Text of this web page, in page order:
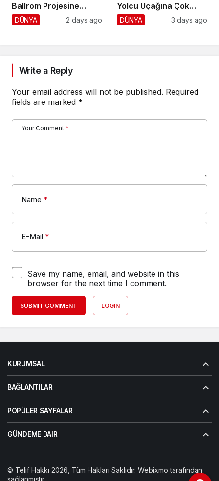
Ballrom Projesine
Durdurma
DÜNYA 2 days ago
Yolcu Uçağına Çok
Yaklaştı!
DÜNYA 3 days ago
Write a Reply
Your email address will not be published. Required
fields are marked *
Your Comment *
Name *
E-Mail *
Save my name, email, and website in this
browser for the next time I comment.
SUBMIT COMMENT LOGIN
KURUMSAL
BAĞLANTILAR
POPÜLER SAYFALAR
GÜNDEME DAIR
© Telif Hakkı 2026, Tüm Hakları Saklıdır. Webixmo tarafından
sağlanmıştır.